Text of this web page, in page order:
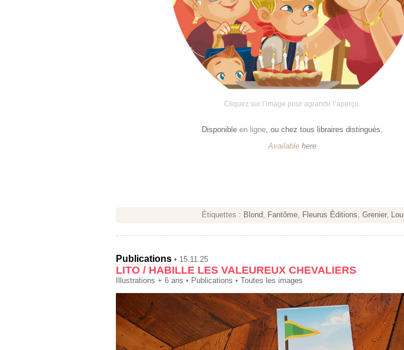
Cliquez sur l’image pour agrandir l’aperçu.
Disponible en ligne , ou chez tous libraires distingués.
Available here
Étiquettes : Blond, Fantôme, Fleurus Éditions, Grenier,
Publications • 15.11.25
LITO / HABILLE LES VALEUREUX CHEVALIERS
Illustrations + 6 ans • Publications • Toutes les images